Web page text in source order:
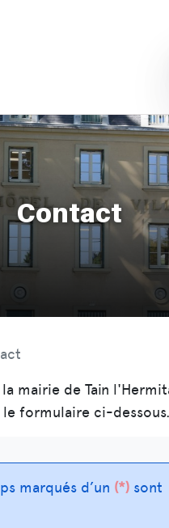
Contact
mairie de Tain
formulaire ci-dessous.
marqués d’un * sont